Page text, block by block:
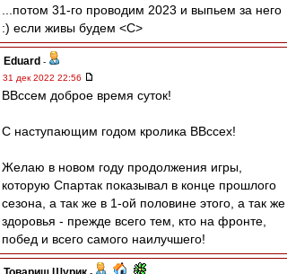
...потом 31-го проводим 2023 и выпьем за него
:) если живы будем <C>
Eduard -
31 дек 2022 22:56
ВВссем доброе время суток!
С наступающим годом кролика ВВссех!
Желаю в новом году продолжения игры,
которую Спартак показывал в конце прошлого
сезона, а так же в 1-ой половине этого, а так же
здоровья - прежде всего тем, кто на фронте,
побед и всего самого наилучшего!